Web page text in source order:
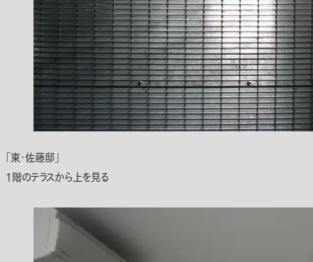
「東・佐藤邸」
1階のテラスから上を見る